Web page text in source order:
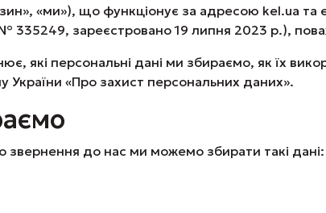
«ми»), що функціонує за адресою kel.ua
335249, зареєстровано 19 липня 2023 р.),
які персональні дані ми збираємо, як їх
України «Про захист персональних даних».
до нас ми можемо збирати такі дані: